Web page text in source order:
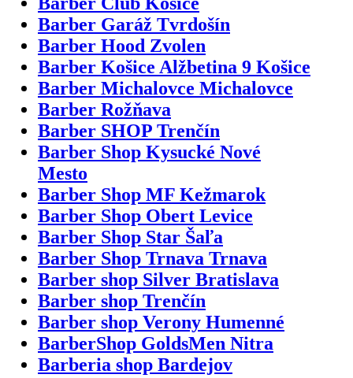
Barber Garáž Tvrdošín
Barber Hood Zvolen
Barber Košice Alžbetina 9 Košice
Barber Michalovce Michalovce
Barber Rožňava
Barber SHOP Trenčín
Barber Shop Kysucké Nové
Mesto
Barber Shop MF Kežmarok
Barber Shop Obert Levice
Barber Shop Star Šaľa
Barber Shop Trnava Trnava
Barber shop Silver Bratislava
Barber shop Trenčín
Barber shop Verony Humenné
BarberShop GoldsMen Nitra
Barberia shop Bardejov